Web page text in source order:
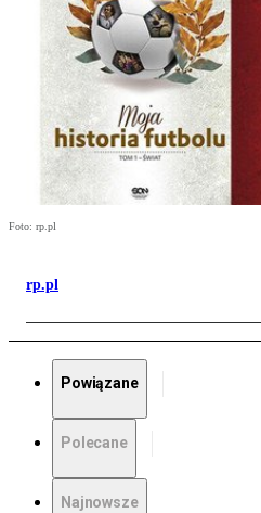
Foto: rp.pl
rp.pl
Powiązane
Polecane
Najnowsze